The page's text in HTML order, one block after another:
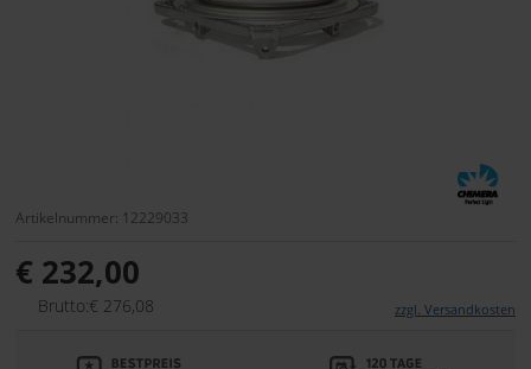
Artikelnummer: 12229033
€ 232,00
Brutto:€ 276,08 zzgl. Versandkosten